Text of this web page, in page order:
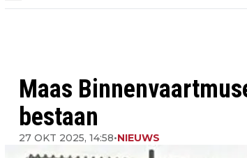
Maas
bestaan
27 OKT 2025, 14:58•NIEUWS